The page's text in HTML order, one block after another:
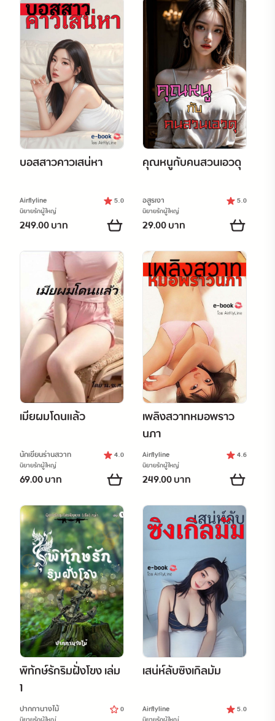
บอสสาวคาวเสน่หา
Airflyline 5.0
นิยายรักผู้ใหญ่
249.00 บาท
คุณหนูกับคนสวนเอวดุ
อสูรเงา 5.0
นิยายรักผู้ใหญ่
29.00 บาท
เมียผมโดนแล้ว
นักเขียนร่านสวาท 4.0
นิยายรักผู้ใหญ่
69.00 บาท
เพลิงสวาทหมอพราว
นภา
Airflyline 4.6
นิยายรักผู้ใหญ่
249.00 บาท
พิทักษ์รักริมฝั่งโขง เล่ม
1
ปากกานางไม้ 0
เสน่ห์ลับซิงเกิลมัม
Airflyline 5.0